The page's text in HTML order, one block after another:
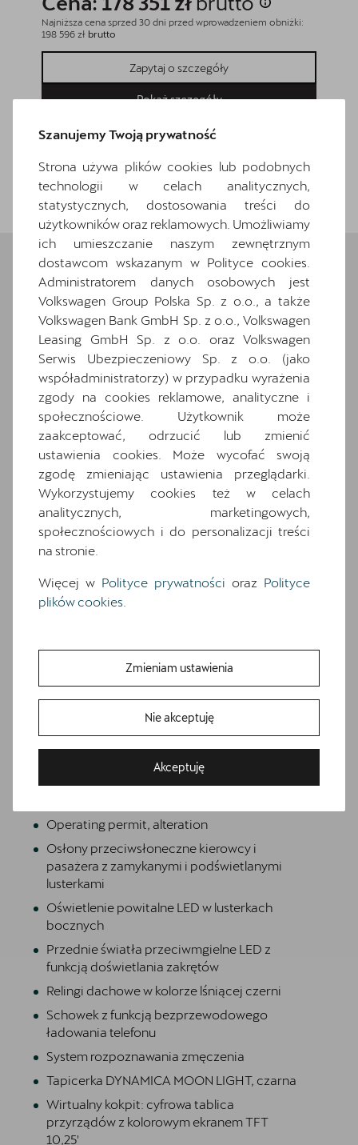
Bezpłatna jazda próbna
Przetestuj model z wybranym silnikiem i skrzynią biegów
Najniższa cena sprzed 30 dni przed wprowadzeniem obniżki:
198 596 zł brutto
Zapytaj o szczegóły
Pokaż szczegóły
Wróć do listy
Wybrane elementy
wyposażenia
Ten samochód bazuje na wersjiTerramar
Zapoznaj się z wybranymi elementami jego
wyposażenia. O pełną specyfikację zapytaj
dealera.
Wyposażenie standardowe
Wyposażenie dodatkowe i pakiety
2 gniazda USB typu C z przodu i 2 typu C z
tyłu
7 poduszek powietrznych (2 przednie, 2
boczne, 2 kurtyny powietrzne, poduszka
Awaryjne wspomaganie kierowaniem i
Extended pedestrian protection
Funkcja świateł autostradowych
Gniazdo 12V z przodu i 230V w bagażniku
Hamulce tarczowe z przodu
Operating permit, alteration
Osłony przeciwsłoneczne kierowcy i
pasażera z zamykanymi i podświetlanymi
lusterkami
Oświetlenie powitalne LED w lusterkach
bocznych
Przednie światła przeciwmgielne LED z
funkcją doświetlania zakrętów
Relingi dachowe w kolorze lśniącej czerni
Schowek z funkcją bezprzewodowego
ładowania telefonu
System rozpoznawania zmęczenia
Tapicerka DYNAMICA MOON LIGHT, czarna
Wirtualny kokpit: cyfrowa tablica
przyrządów z kolorowym ekranem TFT
10,25'
Szanujemy Twoją prywatność
Strona używa plików cookies lub podobnych
technologii w celach analitycznych,
statystycznych, dostosowania treści do
użytkowników oraz reklamowych. Umożliwiamy
ich umieszczanie naszym zewnętrznym
dostawcom wskazanym w Polityce cookies.
Administratorem danych osobowych jest
Volkswagen Group Polska Sp. z o.o., a także
Volkswagen Bank GmbH Sp. z o.o., Volkswagen
Leasing GmbH Sp. z o.o. oraz Volkswagen
Serwis Ubezpieczeniowy Sp. z o.o. (jako
współadministratorzy) w przypadku wyrażenia
zgody na cookies reklamowe, analityczne i
społecznościowe. Użytkownik może
zaakceptować, odrzucić lub zmienić
ustawienia cookies. Może wycofać swoją
zgodę zmieniając ustawienia przeglądarki.
Wykorzystujemy cookies też w celach
analitycznych, marketingowych,
społecznościowych i do personalizacji treści
na stronie.
Więcej w Polityce prywatności oraz Polityce
plików cookies
Zmieniam ustawienia
Nie akceptuję
Akceptuję